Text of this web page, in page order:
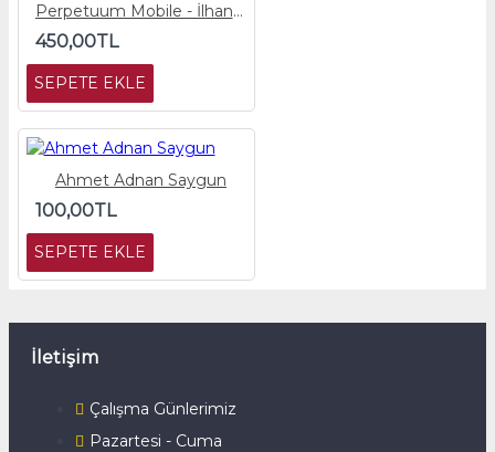
Perpetuum Mobile - İlhan Usmanbaş'ın Yapıtı
450,00TL
SEPETE EKLE
Ahmet Adnan Saygun
100,00TL
SEPETE EKLE
İletişim
Çalışma Günlerimiz
Pazartesi - Cuma